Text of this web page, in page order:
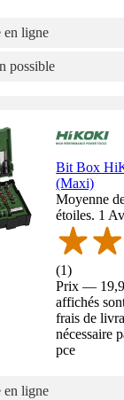
en ligne
possible
Bit Box
(Maxi)
Moyenne
étoiles. 1
(1)
Prix —
affichés
frais de
nécessaire
pce
en ligne